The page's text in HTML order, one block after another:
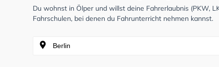
Du wohnst in Ölper und willst deine Fahrerlaubnis (PKW,
Fahrschulen, bei denen du Fahrunterricht nehmen kannst.